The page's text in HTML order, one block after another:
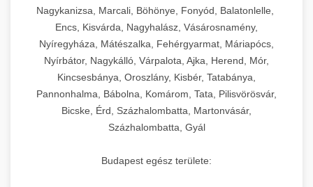
Nagykanizsa, Marcali, Böhönye, Fonyód, Balatonlelle,
Encs, Kisvárda, Nagyhalász, Vásárosnamény,
Nyíregyháza, Mátészalka, Fehérgyarmat, Máriapócs,
Nyírbátor, Nagykálló, Várpalota, Ajka, Herend, Mór,
Kincsesbánya, Oroszlány, Kisbér, Tatabánya,
Pannonhalma, Bábolna, Komárom, Tata, Pilisvörösvár,
Bicske, Érd, Százhalombatta, Martonvásár,
Százhalombatta, Gyál
Budapest egész területe: